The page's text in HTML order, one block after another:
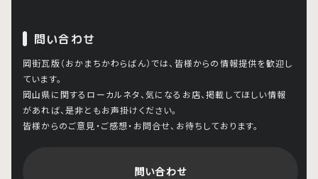
問い合わせ
岡街瓦版（おかまちかわらばん）では、皆様からの情報提供を歓迎し
ています。
岡山県に関するローカルネタ、気になるお店、掲載してほしい情報
があれば、是非ともお声掛けください。
皆様からのご意見・ご感想・お問合せ、お待ちしております。
問い合わせ